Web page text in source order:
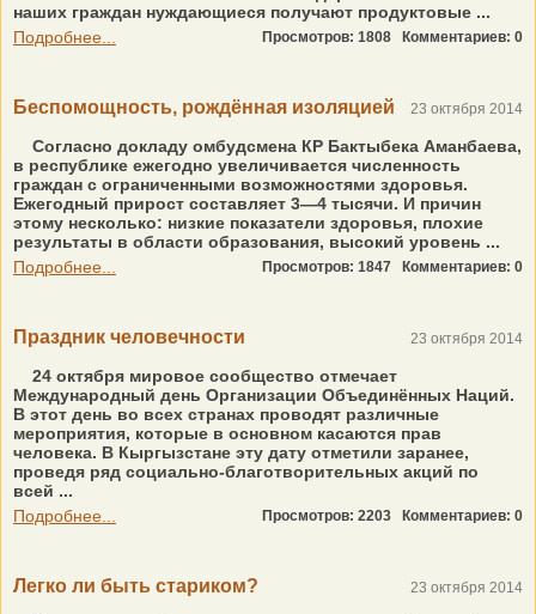
наших граждан нуждающиеся получают продуктовые ...
Подробнее...
Просмотров: 1808 Комментариев: 0
Беспомощность, рождённая изоляцией 23 октября 2014
Согласно докладу омбудсмена КР Бактыбека Аманбаева,
в республике ежегодно увеличивается численность
граждан с ограниченными возможностями здоровья.
Ежегодный прирост составляет 3—4 тысячи. И причин
этому несколько: низкие показатели здоровья, плохие
результаты в области образования, высокий уровень ...
Подробнее...
Просмотров: 1847 Комментариев: 0
Праздник человечности 23 октября 2014
24 октября мировое сообщество отмечает
Международный день Организации Объединённых Наций.
В этот день во всех странах проводят различные
мероприятия, которые в основном касаются прав
человека. В Кыргызстане эту дату отметили заранее,
проведя ряд социально-благотворительных акций по
всей ...
Подробнее...
Просмотров: 2203 Комментариев: 0
Легко ли быть стариком? 23 октября 2014